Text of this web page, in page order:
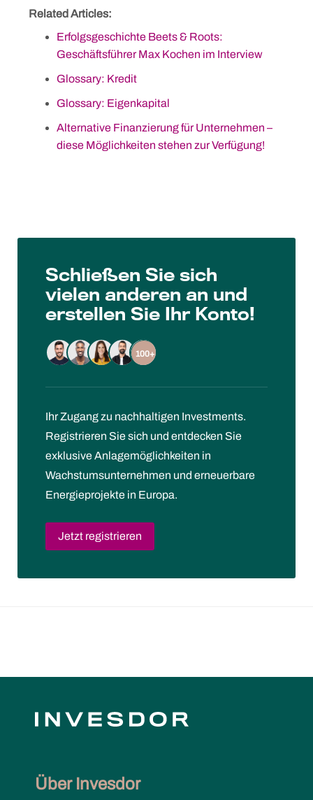
Related Articles:
Erfolgsgeschichte Beets & Roots:
Geschäftsführer Max Kochen im Interview
Glossary: Kredit
Glossary: Eigenkapital
Alternative Finanzierung für Unternehmen –
diese Möglichkeiten stehen zur Verfügung!
Schließen Sie sich
vielen anderen an und
erstellen Sie Ihr Konto!
100+
Ihr Zugang zu nachhaltigen Investments.
Registrieren Sie sich und entdecken Sie
exklusive Anlagemöglichkeiten in
Wachstumsunternehmen und erneuerbare
Energieprojekte in Europa.
Jetzt registrieren
Über Invesdor